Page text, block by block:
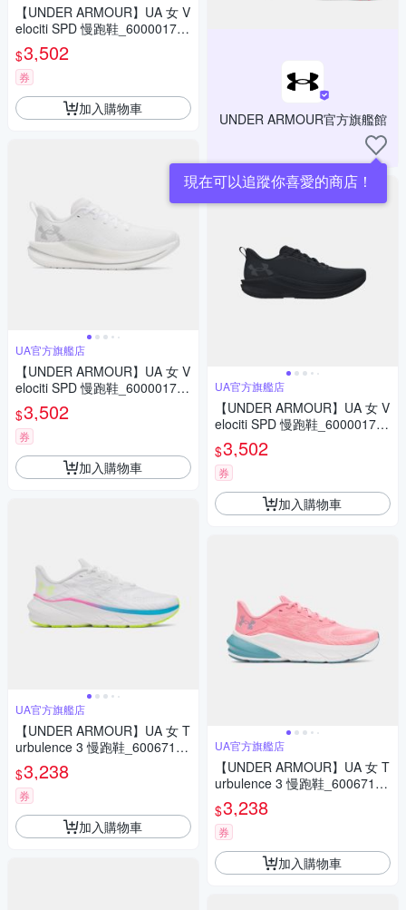
【UNDER ARMOUR】UA 女 V
elociti SPD 慢跑鞋_6000017-0
05
$3,502
券
加入購物車
UA官方旗艦店
【UNDER ARMOUR】UA 女 V
elociti SPD 慢跑鞋_6000017-1
03
$3,502
券
加入購物車
UA官方旗艦店
【UNDER ARMOUR】UA 女 T
urbulence 3 慢跑鞋_6006718-
101
$3,238
券
加入購物車
UNDER ARMOUR官方旗艦館
現在可以追蹤你喜愛的商店！
UA官方旗艦店
【UNDER ARMOUR】UA 女 V
elociti SPD 慢跑鞋_6000017-0
02
$3,502
券
加入購物車
UA官方旗艦店
【UNDER ARMOUR】UA 女 T
urbulence 3 慢跑鞋_6006718-
600
$3,238
券
加入購物車